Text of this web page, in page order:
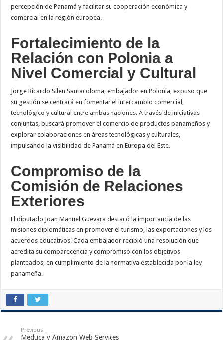
percepción de Panamá y facilitar su cooperación económica y
comercial en la región europea.
Fortalecimiento de la
Relación con Polonia a
Nivel Comercial y Cultural
Jorge Ricardo Silen Santacoloma, embajador en Polonia, expuso que
su gestión se centrará en fomentar el intercambio comercial,
tecnológico y cultural entre ambas naciones. A través de iniciativas
conjuntas, buscará promover el comercio de productos panameños y
explorar colaboraciones en áreas tecnológicas y culturales,
impulsando la visibilidad de Panamá en Europa del Este.
Compromiso de la
Comisión de Relaciones
Exteriores
El diputado Joan Manuel Guevara destacó la importancia de las
misiones diplomáticas en promover el turismo, las exportaciones y los
acuerdos educativos. Cada embajador recibió una resolución que
acredita su comparecencia y compromiso con los objetivos
planteados, en cumplimiento de la normativa establecida por la ley
panameña.
Previous
Meduca y Amazon Web Services